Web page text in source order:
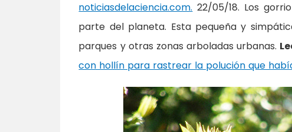
noticiasdelaciencia.com. 22/05/18. Los
parte del planeta. Esta pequeña y
parques y otras zonas arboladas urbanas.
con hollín para rastrear la polución que